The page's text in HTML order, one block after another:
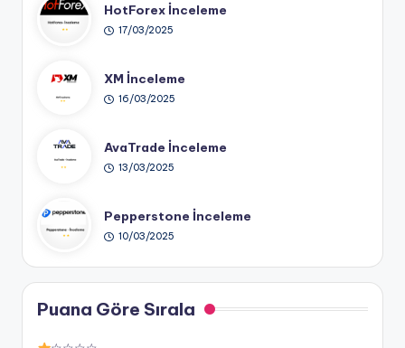
HotForex İnceleme
17/03/2025
XM İnceleme
16/03/2025
AvaTrade İnceleme
13/03/2025
Pepperstone İnceleme
10/03/2025
Puana Göre Sırala